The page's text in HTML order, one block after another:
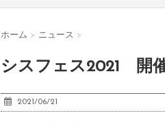
ホーム > ニュース >
シスフェス2021 開
2021/06/21